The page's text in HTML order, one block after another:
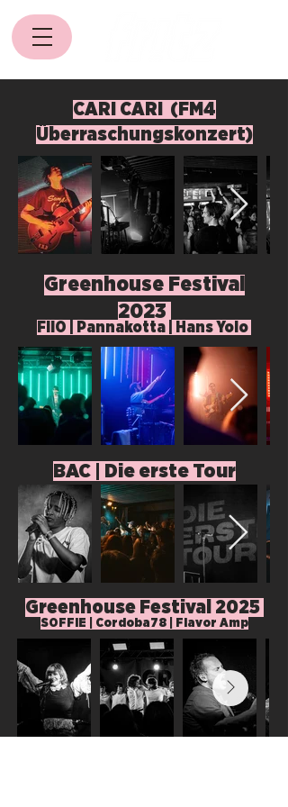
CARI CARI (FM4
Überraschungskonzert)
Greenhouse Festival
2023
FIIO | Pannakotta | Hans Yolo
BAC | Die erste Tour
Greenhouse Festival 2025
SOFFIE | Cordoba78 | Flavor Amp